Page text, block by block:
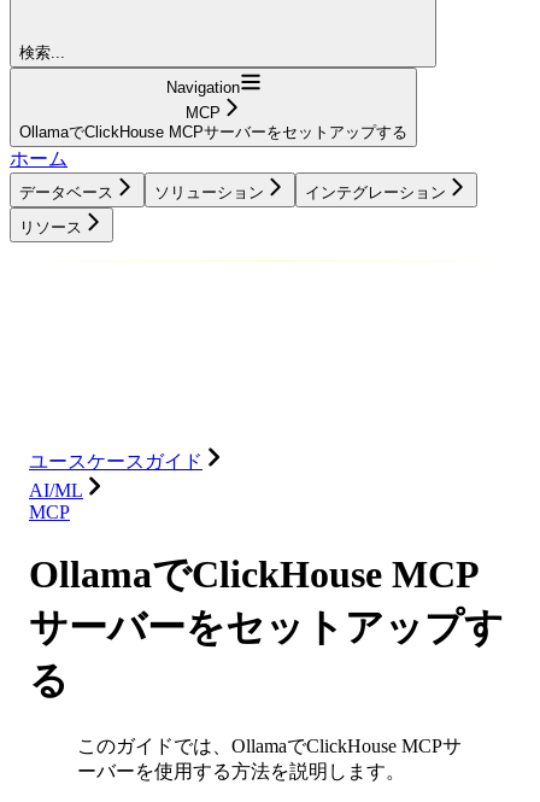
検索...
Navigation
MCP
OllamaでClickHouse MCPサーバーをセットアップする
ホーム
データベース ソリューション
インテグレーション
リソース
ユースケースガイド
AI/ML
MCP
OllamaでClickHouse MCP
サーバーをセットアップす
る
このガイドでは、OllamaでClickHouse MCPサ
ーバーを使用する方法を説明します。